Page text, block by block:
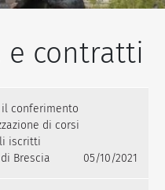
e contratti
il conferimento
di corsi
iscritti
Brescia
05/10/2021